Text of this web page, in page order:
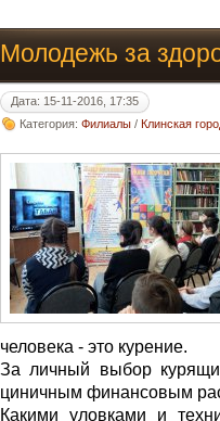
Молодежь за
Дата: 15-11-2016, 17:35
Категория: Филиалы / Клинская
человека - это курение.
За личный выбор
циничным финансовым
Какими уловками и